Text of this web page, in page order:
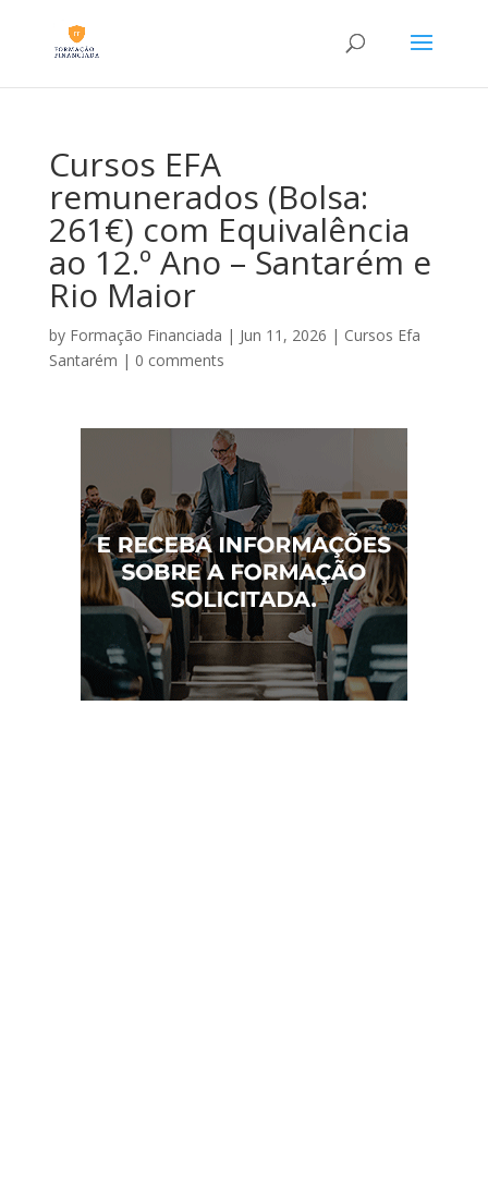
Cursos EFA
remunerados (Bolsa:
261€) com Equivalência
ao 12.º Ano – Santarém e
Rio Maior
by Formação Financiada | Jun 11, 2026 | Cursos Efa
Santarém | 0 comments